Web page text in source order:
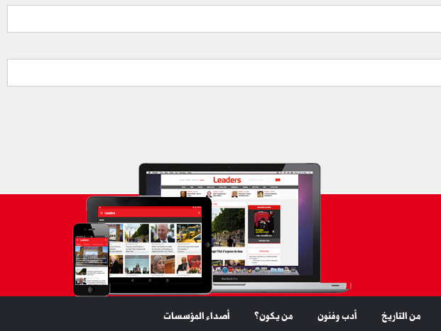
من التاريخ أدب وفنون من يكون؟ أصداء المؤسسات